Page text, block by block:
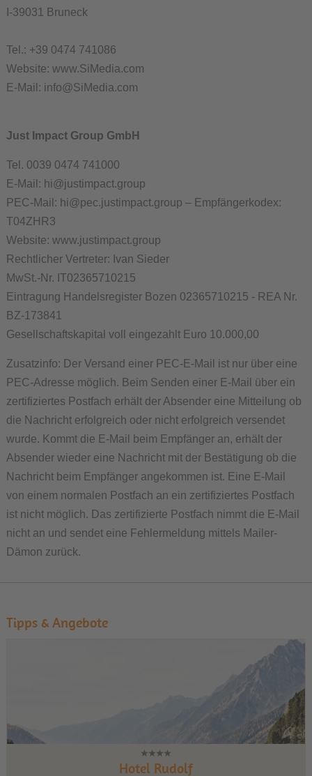
​I-39031 Bruneck
Tel.: +39 0474 741086
Website: www.SiMedia.com
E-Mail: info@SiMedia.com
Just Impact Group GmbH
Tel. 0039 0474 741000
E-Mail: hi@justimpact.group
PEC-Mail: hi@pec.justimpact.group – Empfängerkodex:
T04ZHR3
Website: www.justimpact.group
Rechtlicher Vertreter: Ivan Sieder
MwSt.-Nr. IT02365710215
Eintragung Handelsregister Bozen 02365710215 - REA Nr.
BZ-173841
Gesellschaftskapital voll eingezahlt Euro 10.000,00
Zusatzinfo: Der Versand einer PEC-E-Mail ist nur über eine
PEC-Adresse möglich. Beim Senden einer E-Mail über ein
zertifiziertes Postfach erhält der Absender eine Mitteilung ob
die Nachricht erfolgreich oder nicht erfolgreich versendet
wurde. Kommt die E-Mail beim Empfänger an, erhält der
Absender wieder eine Nachricht mit der Bestätigung ob die
Nachricht beim Empfänger angekommen ist. Eine E-Mail
von einem normalen Postfach an ein zertifiziertes Postfach
ist nicht möglich. Das zertifizierte Postfach nimmt die E-Mail
nicht an und sendet eine Fehlermeldung mittels Mailer-
Dämon zurück.
Tipps & Angebote
Hotel Rudolf